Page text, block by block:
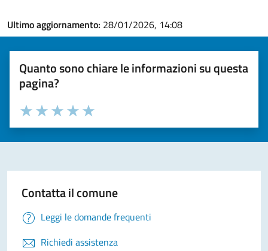
Ultimo aggiornamento: 28/01/2026, 14:08
Quanto sono chiare le informazioni su questa
pagina?
Valuta la chiarezza delle informazioni (da 1 a 5 stelle)
Seleziona il numero di stelle per valutare la chiarezza delle
Valuta 5 stelle su 5
Valuta 4 stelle su 5
Valuta 3 stelle su 5
Valuta 2 stelle su 5
Valuta 1 stelle su 5
Contatta il comune
Leggi le domande frequenti
Richiedi assistenza